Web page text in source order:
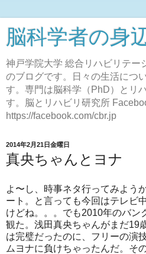
脳科学者の身
神戸学院大学 総合リハビリテー
のブログです。日々の生活につ
す。専門は脳科学（PhD）とリ
す。脳とリハビリ研究所
https://facebook.com/cbr.jp
2014年2月21日金曜日
真央ちゃんとヨナ
よ〜し、時事ネタ行ってみよう
ート。と言っても今回はテレビ
けどね。。。でも2010年のバン
観た。浅田真央ちゃんがまだ19
は完璧だったのに、フリーの演
ムヨナに負けちゃったんだ。そ